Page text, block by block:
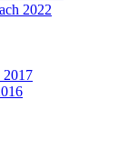
2022
2017